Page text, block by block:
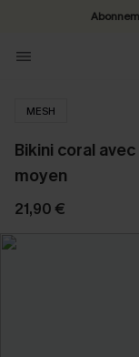
MESH
Bikini coral
moyen
21,90 €